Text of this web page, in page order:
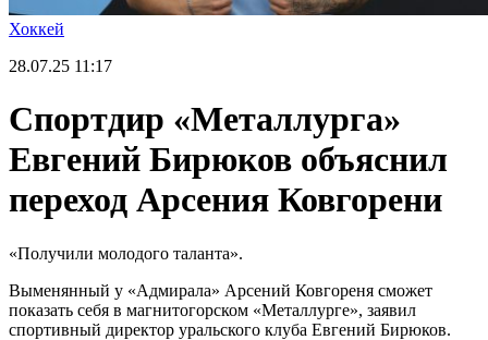
Хоккей
28.07.25 11:17
Спортдир «Металлурга»
Евгений Бирюков объяснил
переход Арсения Ковгорени
«Получили молодого таланта».
Выменянный у «Адмирала» Арсений Ковгореня сможет
показать себя в магнитогорском «Металлурге», заявил
спортивный директор уральского клуба Евгений Бирюков.